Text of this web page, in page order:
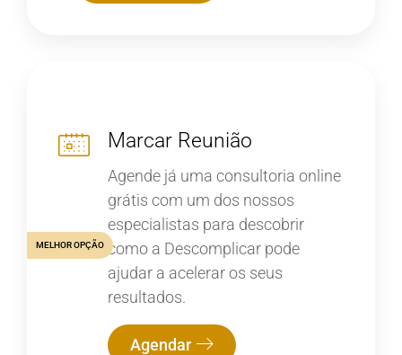
Marcar Reunião
Agende já uma consultoria online
grátis com um dos nossos
especialistas para descobrir
como a Descomplicar pode
ajudar a acelerar os seus
resultados.
Agendar
MELHOR OPÇÃO